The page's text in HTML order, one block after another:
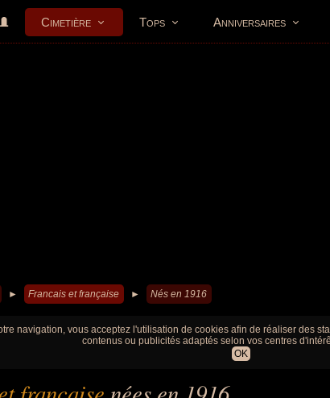
Cimetière Tops Anniversaires
► Francais et française ► Nés en 1916
navigation, vous acceptez l'utilisation de cookies afin de réaliser des
contenus ou publicités adaptés selon vos centres
OK